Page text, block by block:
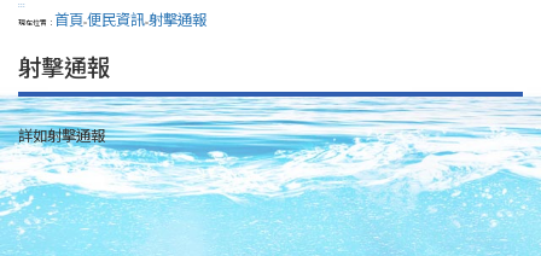
:::
現在位置： 首頁>便民資訊>射擊通報
射擊通報
詳如射擊通報